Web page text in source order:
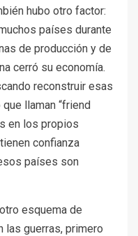
hubo otro factor:
países durante
de producción y de
cerró su economía.
reconstruir esas
llaman “friend
en los propios
confianza
países son
esquema de
las guerras, primero